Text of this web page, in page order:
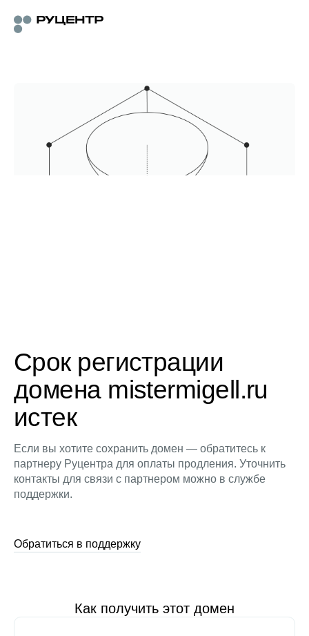
Срок регистрации
домена mistermigell.ru
истек
Если вы хотите сохранить домен — обратитесь к
партнеру Руцентра для оплаты продления. Уточнить
контакты для связи с партнером можно в службе
поддержки.
Обратиться в поддержку
Как получить этот домен